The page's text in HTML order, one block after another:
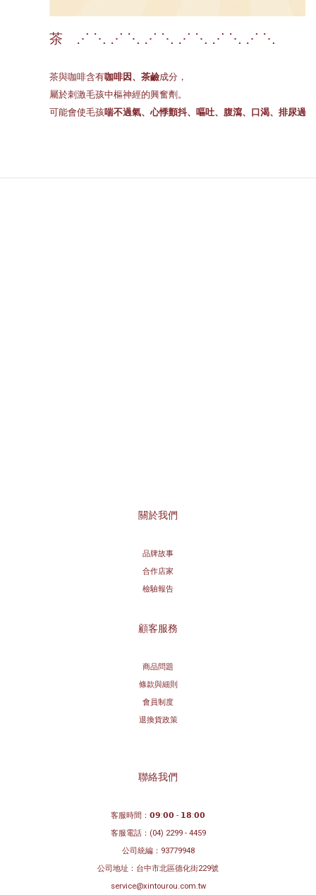
茶 ⋰ ⋱ ⋰ ⋱ ⋰ ⋱ ⋰ ⋱ ⋰ ⋱ ⋰ ⋱
茶與咖啡含有咖啡因、茶鹼成分，
屬於刺激毛孩中樞神經的興奮劑。
可能會使毛孩喘不過氣、心悸顫抖、嘔吐、腹瀉、口渴、排尿過
關於我們
品牌故事
合作店家
檢驗報告
顧客服務
商品問題
條款與細則
會員制度
退換貨政策
聯絡我們
客服時間：𝟬𝟵:𝟬𝟬 - 𝟭𝟴:𝟬𝟬
客服電話： (04) 2299 - 4459
公司統編：93779948
公司地址： 台中市北區德化街229號
service@xintourou.com.tw